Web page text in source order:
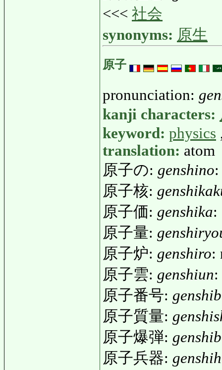
<<< 社会
synonyms: 原生
原子
pronunciation:
kanji characters:
keyword: physics
translation: atom
原子の: genshino
原子核:
原子価: genshika:
原子量:
原子炉: genshiro:
原子雲: genshiun
原子番号:
原子質量:
原子爆弾:
原子兵器: